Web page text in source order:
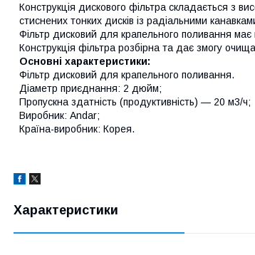
Конструкція дискового фільтра складається з
стиснених тонких дисків із радіальними
Фільтр дисковий для крапельного поливання
Конструкція фільтра розбірна та дає змогу
Основні характеристики:
Фільтр дисковий для крапельного поливання.
Діаметр приєднання: 2 дюйм;
Пропускна здатність (продуктивність) — 20 м3/ч;
Виробник: Andar;
Країна-виробник: Корея.
Характеристики